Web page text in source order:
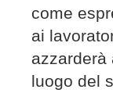
come
ai
luogo del